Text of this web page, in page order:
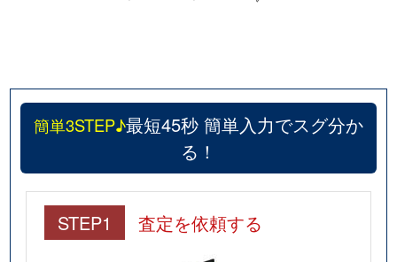
簡単3STEP♪最短45秒 簡単入力でスグ分か
る！
STEP1 査定を依頼する